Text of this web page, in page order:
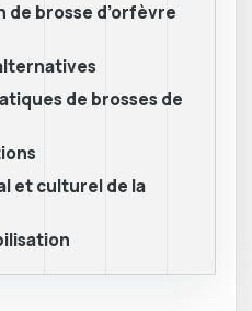
de brosse d’orfèvre
de brosses de
et culturel de la